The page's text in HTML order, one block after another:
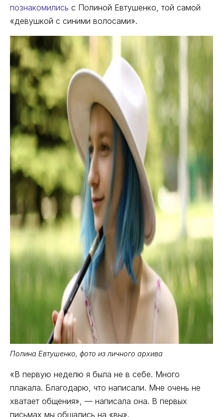
познакомились с Полиной Евтушенко, той самой
«девушкой с синими волосами».
Полина Евтушенко, фото из личного архива
«В первую неделю я была не в себе. Много
плакала. Благодарю, что написали. Мне очень не
хватает общения», — написала она. В первых
письмах мы общались на «вы».